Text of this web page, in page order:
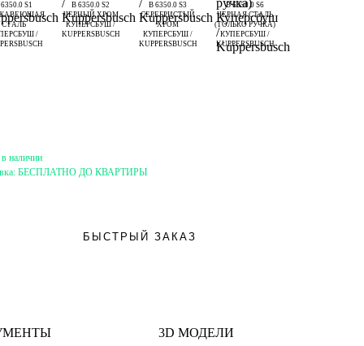
S1
СТАЛЬ
/
B 6350.0 S2
ЧЕРНЫЙ ХРОМ
КУПЕРСБУШ /
KUPPERSBUSCH
B 6350.0 S3
СЕРЕБРИСТЫЙ
ХРОМ
КУПЕРСБУШ /
KUPPERSBUSCH
B 6350.0 S6
ЧЕРНАЯ СТАЛЬ
(ТОЛЬКО РУЧКА)
КУПЕРСБУШ /
KUPPERSBUSCH
наличии
БЕСПЛАТНО ДО КВАРТИРЫ
БЫСТРЫЙ ЗАКАЗ
3D МОДЕЛИ